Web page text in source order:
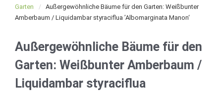
Garten
Außergewöhnliche Bäume für den Garten: Weißbunter
Amberbaum / Liquidambar styraciflua ’Albomarginata Manon‘
Außergewöhnliche Bäume für den
Garten: Weißbunter Amberbaum /
Liquidambar styraciflua